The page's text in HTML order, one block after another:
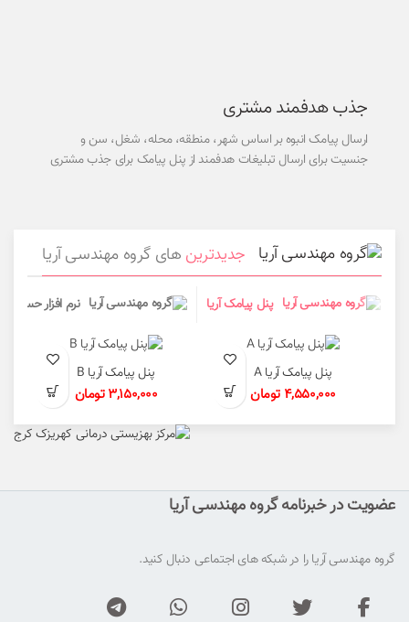
جذب هدفمند مشتری
ارسال پیامک انبوه بر اساس شهر، منطقه، محله، شغل، سن و
جنسیت برای ارسال تبلیغات هدفمند از پنل پیامک برای جذب مشتری
جدیدترین های گروه مهندسی آریا
پنل پیامک آریا نرم افزار
پنل پیامک آریا A
4,550,000 تومان
پنل پیامک آریا B
3,150,000تومان
عضویت در خبرنامه گروه مهندسی آریا
گروه مهندسی آریا را در شبکه های اجتماعی دنبال کنید.